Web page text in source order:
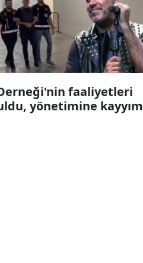
faaliyetleri
yönetimine kayyım